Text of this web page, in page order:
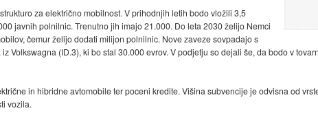
za električno mobilnost. V prihodnjih letih bodo vložili 3,5
javnih polnilnic. Trenutno jih imajo 21.000. Do leta 2030 želijo Nemci
čemur želijo dodati milijon polnilnic. Nove zaveze sovpadajo s
Volkswagna (ID.3), ki bo stal 30.000 evrov. V podjetju so dejali še, da bodo v
in hibridne avtomobile ter poceni kredite. Višina subvencije je odvisna od
vozila.